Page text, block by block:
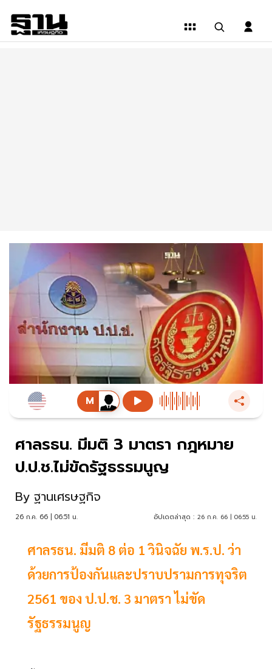
ศาลรธน. มีมติ 3 มาตรา กฎหมาย
ป.ป.ช.ไม่ขัดรัฐธรรมนูญ
By ฐานเศรษฐกิจ
26 ก.ค. 66 | 06:51 น. อัปเดตล่าสุด : 26 ก.ค. 66 | 06:55 น.
ศาลรธน. มีมติ 8 ต่อ 1 วินิจฉัย พ.ร.ป. ว่า
ด้วยการป้องกันและปราบปรามการทุจริต
2561 ของ ป.ป.ช. 3 มาตรา ไม่ขัด
รัฐธรรมนูญ